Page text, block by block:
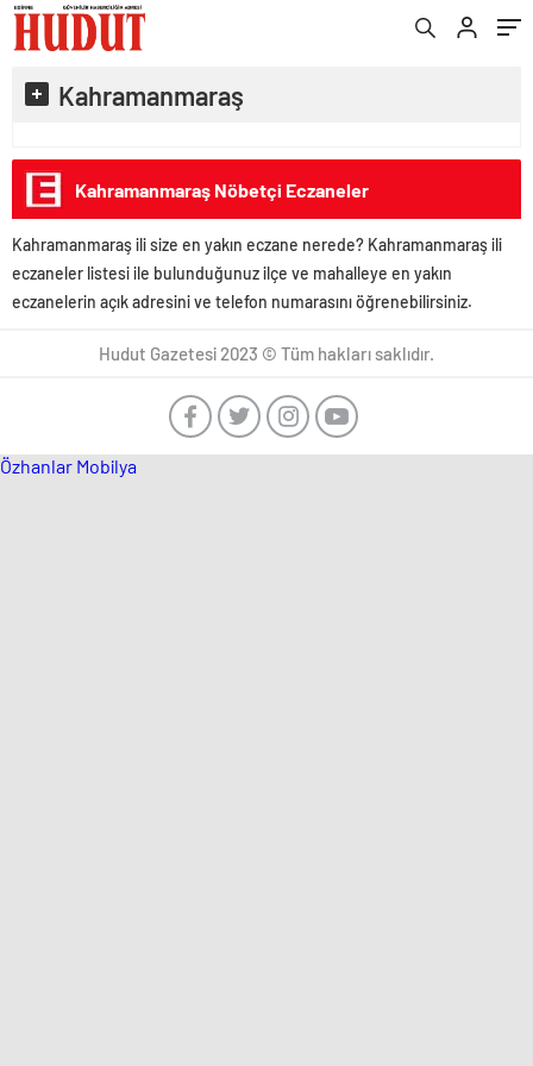
Kahramanmaraş
Kahramanmaraş Nöbetçi Eczaneler
Kahramanmaraş ili size en yakın eczane nerede? Kahramanmaraş ili
eczaneler listesi ile bulunduğunuz ilçe ve mahalleye en yakın
eczanelerin açık adresini ve telefon numarasını öğrenebilirsiniz.
Hudut Gazetesi 2023 © Tüm hakları saklıdır.
Özhanlar Mobilya